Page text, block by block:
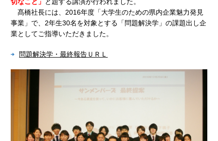
髙橋社長には、2016年度「大学生のための県内企業魅力発見
事業」で、2年生30名を対象とする「問題解決学」の課題出し企
業としてご指導いただきました。
問題解決学・最終報告ＵＲＬ